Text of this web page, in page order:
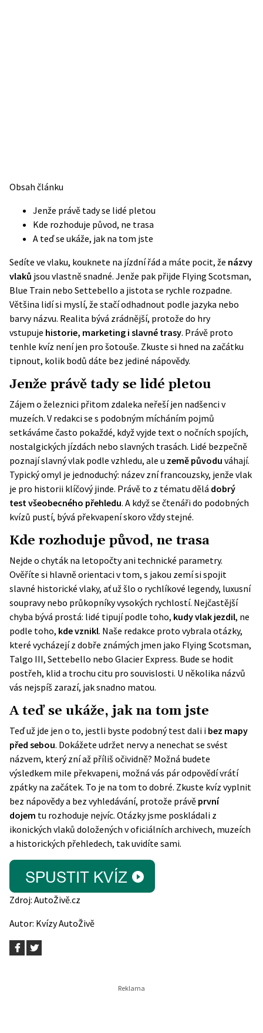
Obsah článku
Jenže právě tady se lidé pletou
Kde rozhoduje původ, ne trasa
A teď se ukáže, jak na tom jste
Sedíte ve vlaku, kouknete na jízdní řád a máte pocit, že názvy
vlaků jsou vlastně snadné. Jenže pak přijde Flying Scotsman,
Blue Train nebo Settebello a jistota se rychle rozpadne.
Většina lidí si myslí, že stačí odhadnout podle jazyka nebo
barvy názvu. Realita bývá zrádnější, protože do hry
vstupuje historie, marketing i slavné trasy. Právě proto
tenhle kvíz není jen pro šotouše. Zkuste si hned na začátku
tipnout, kolik bodů dáte bez jediné nápovědy.
Jenže právě tady se lidé pletou
Zájem o železnici přitom zdaleka neřeší jen nadšenci v
muzeích. V redakci se s podobným mícháním pojmů
setkáváme často pokaždé, když vyjde text o nočních spojích,
nostalgických jízdách nebo slavných trasách. Lidé bezpečně
poznají slavný vlak podle vzhledu, ale u země původu váhají.
Typický omyl je jednoduchý: název zní francouzsky, jenže vlak
je pro historii klíčový jinde. Právě to z tématu dělá dobrý
test všeobecného přehledu. A když se čtenáři do podobných
kvízů pustí, bývá překvapení skoro vždy stejné.
Kde rozhoduje původ, ne trasa
Nejde o chyták na letopočty ani technické parametry.
Ověříte si hlavně orientaci v tom, s jakou zemí si spojit
slavné historické vlaky, ať už šlo o rychlíkové legendy, luxusní
soupravy nebo průkopníky vysokých rychlostí. Nejčastější
chyba bývá prostá: lidé tipují podle toho, kudy vlak jezdil, ne
podle toho, kde vznikl. Naše redakce proto vybrala otázky,
které vycházejí z dobře známých jmen jako Flying Scotsman,
Talgo III, Settebello nebo Glacier Express. Bude se hodit
postřeh, klid a trochu citu pro souvislosti. U několika názvů
vás nejspíš zarazí, jak snadno matou.
A teď se ukáže, jak na tom jste
Teď už jde jen o to, jestli byste podobný test dali i bez mapy
před sebou. Dokážete udržet nervy a nenechat se svést
názvem, který zní až příliš očividně? Možná budete
výsledkem mile překvapeni, možná vás pár odpovědí vrátí
zpátky na začátek. To je na tom to dobré. Zkuste kvíz vyplnit
bez nápovědy a bez vyhledávání, protože právě první
dojem tu rozhoduje nejvíc. Otázky jsme poskládali z
ikonických vlaků doložených v oficiálních archivech, muzeích
a historických přehledech, tak uvidíte sami.
Zdroj: AutoŽivě.cz
Autor: Kvízy AutoŽivě